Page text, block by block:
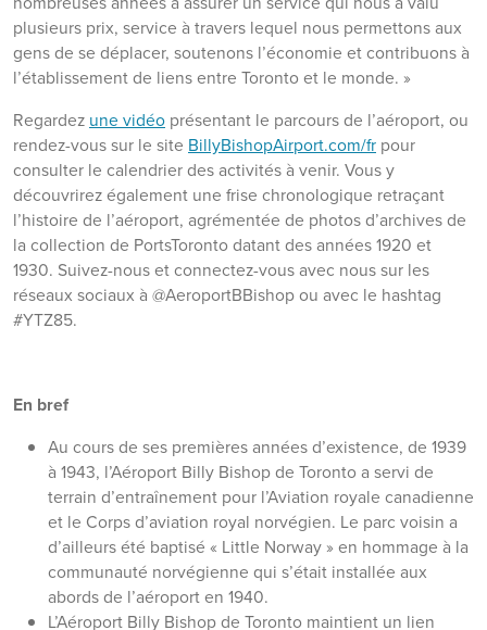
plusieurs prix, service à travers lequel nous permettons aux
gens de se déplacer, soutenons l’économie et contribuons à
l’établissement de liens entre Toronto et le monde. »
Regardez une vidéo présentant le parcours de l’aéroport, ou
rendez-vous sur le site BillyBishopAirport.com/fr pour
consulter le calendrier des activités à venir. Vous y
découvrirez également une frise chronologique retraçant
l’histoire de l’aéroport, agrémentée de photos d’archives de
la collection de PortsToronto datant des années 1920 et
1930. Suivez-nous et connectez-vous avec nous sur les
réseaux sociaux à @AeroportBBishop ou avec le hashtag
#YTZ85.
En bref
Au cours de ses premières années d’existence, de 1939
à 1943, l’Aéroport Billy Bishop de Toronto a servi de
terrain d’entraînement pour l’Aviation royale canadienne
et le Corps d’aviation royal norvégien. Le parc voisin a
d’ailleurs été baptisé « Little Norway » en hommage à la
communauté norvégienne qui s’était installée aux
abords de l’aéroport en 1940.
L’Aéroport Billy Bishop de Toronto maintient un lien